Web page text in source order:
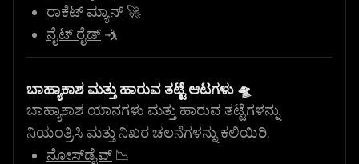
ರಾಕೆಟ್ ಮ್ಯಾನ್ 🚀
ನೈಟ್ ರೈಡ್ 🤺
ಬಾಹ್ಯಾಕಾಶ ಮತ್ತು ಹಾರುವ ತಟ್ಟೆ ಆಟಗಳು 🛸
ಬಾಹ್ಯಾಕಾಶ ಯಾನಗಳು ಮತ್ತು ಹಾರುವ ತಟ್ಟೆಗಳನ್ನು
ನಿಯಂತ್ರಿಸಿ ಮತ್ತು ನಿಖರ ಚಲನೆಗಳನ್ನು ಕಲಿಯಿರಿ.
ನೋಸ್‌ಡೈವ್ 📉